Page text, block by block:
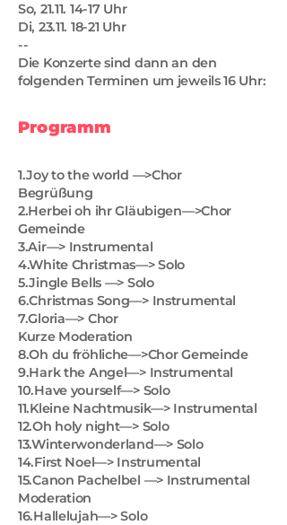
So, 21.11. 14-17Uhr
Di, 23.11. 18-21 Uhr
--
Die Konzerte sind dann an den
folgenden Terminen um jeweils 16 Uhr:
Programm
1.Joy to the world —>Chor
Begrüßung
2.Herbei oh ihr Gläubigen—>Chor
Gemeinde
3.Air—> Instrumental
4.White Christmas—> Solo
5.Jingle Bells —> Solo
6.Christmas Song—> Instrumental
7.Gloria—> Chor
Kurze Moderation
8.Oh du fröhliche—>Chor Gemeinde
9.Hark the Angel—> Instrumental
10.Have yourself—> Solo
11.Kleine Nachtmusik—> Instrumental
12.Oh holy night—> Solo
13.Winterwonderland—> Solo
14.First Noel—> Instrumental
15.Canon Pachelbel —> Instrumental
Moderation
16.Hallelujah—> Solo